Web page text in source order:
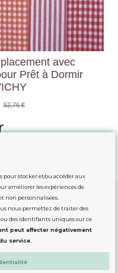
avec
Prêt à Dormir
€
pour stocker et/ou accéder aux
améliorer les expériences de
non personnalisées.
nous permettez de traiter des
des identifiants uniques sur ce
peut affecter négativement
service.